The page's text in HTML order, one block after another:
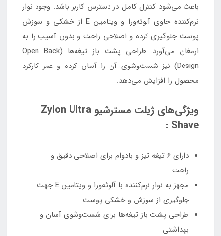
باعث می‌شود کنترل کامل در دسترس کاربر باشد. وجود نوار
نرم‌کننده حاوی آلوئه‌ورا و ویتامین E از خشکی و سوزش
پوست جلوگیری کرده و اصلاحی راحت و بدون آسیب را به
ارمغان می‌آورد. طراحی پشت باز تیغه‌ها (Open Back
Design) نیز شست‌وشوی آن را آسان کرده و عمر کارکرد
محصول را افزایش می‌دهد.
ویژگی‌های ژیلت مسترشیو Zylon Ultra
Shave :
دارای ۶ تیغه تیز و بادوام برای اصلاحی دقیق و
راحت
مجهز به نوار نرم‌کننده با آلوئه‌ورا و ویتامین E جهت
جلوگیری از سوزش و خشکی پوست
طراحی پشت باز تیغه‌ها برای شست‌وشوی آسان و
بهداشتی